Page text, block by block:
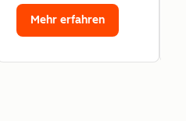
Mehr erfahren